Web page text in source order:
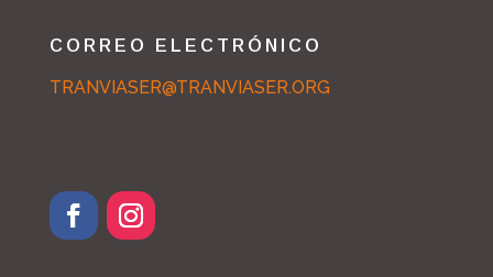
CORREO ELECTRÓNICO
TRANVIASER@TRANVIASER.ORG